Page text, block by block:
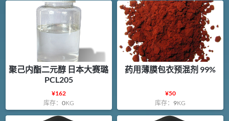
聚己内酯二元醇 日本大赛璐
PCL205
¥162
库存： 0KG
药用薄膜包衣预混剂 99%
¥50
库存： 9KG